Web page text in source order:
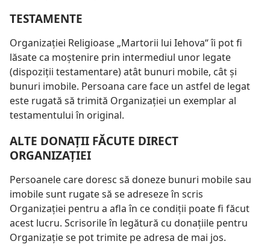
TESTAMENTE
Organizaţiei Religioase „Martorii lui Iehova“ îi pot fi
lăsate ca moştenire prin intermediul unor legate
(dispoziţii testamentare) atât bunuri mobile, cât şi
bunuri imobile. Persoana care face un astfel de legat
este rugată să trimită Organizaţiei un exemplar al
testamentului în original.
ALTE DONAŢII FĂCUTE DIRECT
ORGANIZAŢIEI
Persoanele care doresc să doneze bunuri mobile sau
imobile sunt rugate să se adreseze în scris
Organizaţiei pentru a afla în ce condiţii poate fi făcut
acest lucru. Scrisorile în legătură cu donaţiile pentru
Organizaţie se pot trimite pe adresa de mai jos.